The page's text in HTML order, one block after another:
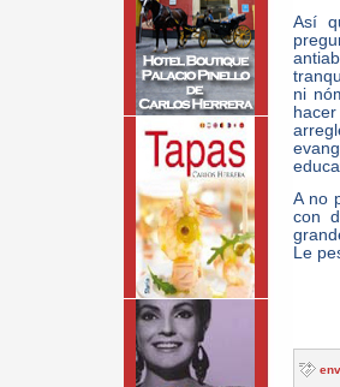
Así
ni
A no
con
Le